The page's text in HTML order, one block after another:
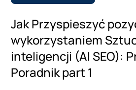
Jak Przyspieszyć
wykorzystaniem
inteligencji (AI SEO):
Poradnik part 1